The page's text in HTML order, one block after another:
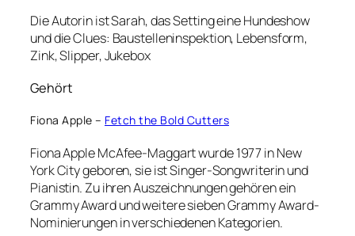
Die Autorin ist Sarah, das Setting eine Hundeshow
und die Clues: Baustelleninspektion, Lebensform,
Zink, Slipper, Jukebox
Gehört
Fiona Apple – Fetch the Bold Cutters
Fiona Apple McAfee-Maggart wurde 1977 in New
York City geboren, sie ist Singer-Songwriterin und
Pianistin. Zu ihren Auszeichnungen gehören ein
Grammy Award und weitere sieben Grammy Award-
Nominierungen in verschiedenen Kategorien.